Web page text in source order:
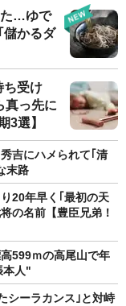
た…ゆで
儲かるダ
受け
真っ先に
3選】
吉にハメられて｢清
末路
20年早く｢最初の天
の名前【豊臣兄弟！
599ｍの高尾山で年
本人"
シーラカンス｣と対峙